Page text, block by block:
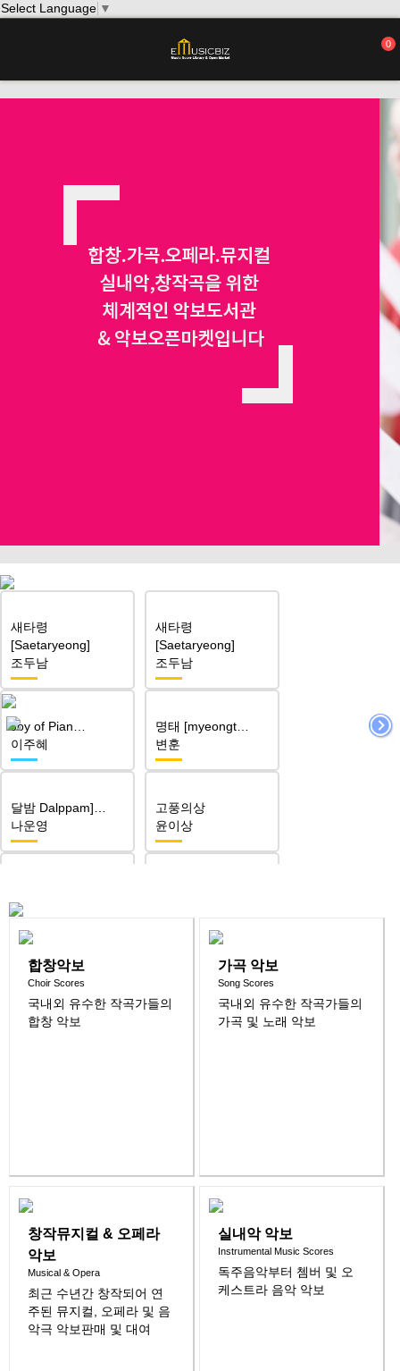
Select Language ▼
0
새타령
[Saetaryeong]
조두남
새타령
[Saetaryeong]
조두남
Joy of Pian…
이주혜
명태 [myeongt…
변훈
달밤 Dalppam]…
나운영
고풍의상
윤이상
백병동
청산리 벽계수야
(Ch…
이영조
청산에 살리라
합창악보
Choir Scores
국내외 유수한 작곡가들의
합창 악보
가곡 악보
Song Scores
국내외 유수한 작곡가들의
가곡 및 노래 악보
창작뮤지컬 & 오페라
악보
Musical & Opera
최근 수년간 창작되어 연
주된 뮤지컬, 오페라 및 음
악극 악보판매 및 대여
실내악 악보
Instrumental Music Scores
독주음악부터 쳄버 및 오
케스트라 음악 악보